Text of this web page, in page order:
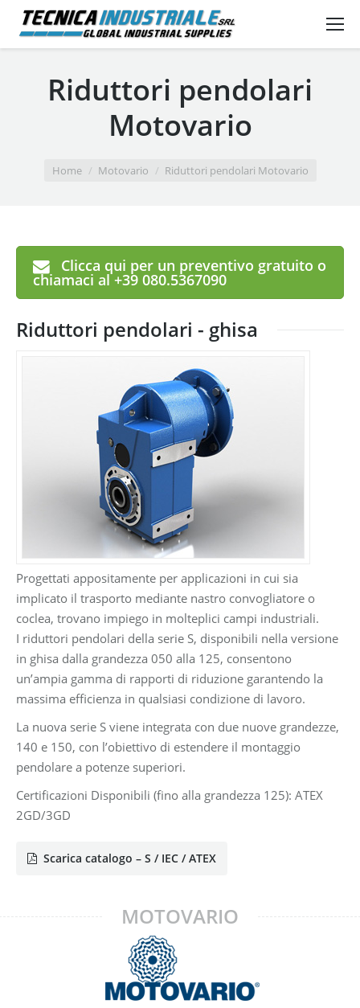
Riduttori pendolari
Motovario
Home Motovario Riduttori pendolari Motovario
Clicca qui per un preventivo gratuito o
chiamaci al +39 080.5367090
Riduttori pendolari - ghisa
Progettati appositamente per applicazioni in cui sia
implicato il trasporto mediante nastro convogliatore o
coclea, trovano impiego in molteplici campi industriali.
I riduttori pendolari della serie S, disponibili nella versione
in ghisa dalla grandezza 050 alla 125, consentono
un’ampia gamma di rapporti di riduzione garantendo la
massima efficienza in qualsiasi condizione di lavoro.
La nuova serie S viene integrata con due nuove grandezze,
140 e 150, con l’obiettivo di estendere il montaggio
pendolare a potenze superiori.
Certificazioni Disponibili (fino alla grandezza 125): ATEX
2GD/3GD
Scarica catalogo – S / IEC / ATEX
MOTOVARIO